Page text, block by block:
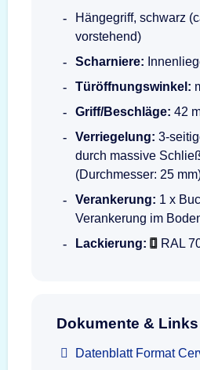
Hängegriff, schwarz
vorstehend)
Scharniere:
Türöffnungswinkel:
Griff/Beschläge: 42
Verriegelung: 3-
durch massive
(Durchmesser: 25
Verankerung: 1 x
Verankerung im
Lackierung:
RAL
Dokumente & Links
Datenblatt Format